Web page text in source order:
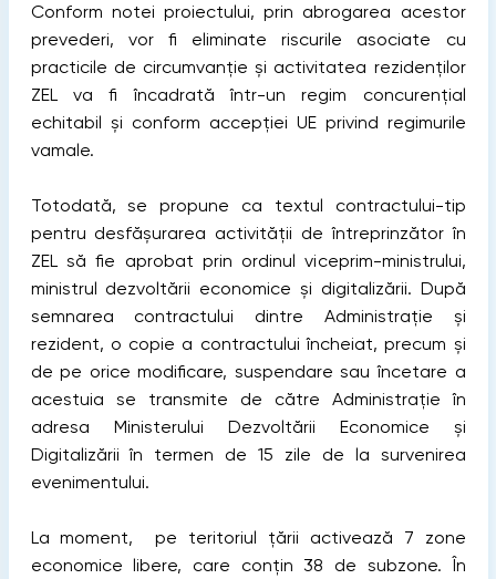
Conform notei proiectului, prin abrogarea acestor
prevederi, vor fi eliminate riscurile asociate cu
practicile de circumvanție și activitatea rezidenților
ZEL va fi încadrată într-un regim concurențial
echitabil și conform accepției UE privind regimurile
vamale.
Totodată, se propune ca textul contractului-tip
pentru desfășurarea activității de întreprinzător în
ZEL să fie aprobat prin ordinul viceprim-ministrului,
ministrul dezvoltării economice și digitalizării. După
semnarea contractului dintre Administrație și
rezident, o copie a contractului încheiat, precum și
de pe orice modificare, suspendare sau încetare a
acestuia se transmite de către Administrație în
adresa Ministerului Dezvoltării Economice și
Digitalizării în termen de 15 zile de la survenirea
evenimentului.
La moment, pe teritoriul țării activează 7 zone
economice libere, care conțin 38 de subzone. În